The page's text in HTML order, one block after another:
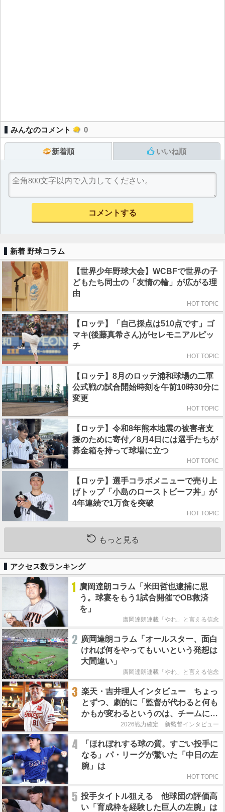
みんなのコメント 0
新着順 いいね順
新着 野球コラム
【世界少年野球大会】WCBFで世界の子
どもたち同士の「友情の輪」が広がる理
由
HOT TOPIC
【ロッテ】「自己採点は510点です」ゴ
マキ(後藤真希さん)がセレモニアルピッ
チ
HOT TOPIC
【ロッテ】8月のロッテ浦和球場の二軍
公式戦の試合開始時刻を午前10時30分に
変更
HOT TOPIC
【ロッテ】令和8年熊本地震の被害者支
援のために寄付／8月4日には選手たちが
募金箱を持って球場に立つ
HOT TOPIC
【ロッテ】選手コラボメニューで売り上
げトップ「小島のローストビーフ丼」が
4年連続で1万食を突破
HOT TOPIC
もっと見る
アクセス数ランキング
1 廣岡達朗コラム「米田哲也逮捕に思
う。球宴をもう1試合開催でOB救済
を」
廣岡達朗連載「やれ」と言える信念
2 廣岡達朗コラム「オールスター、面白
ければ何をやってもいいという発想は
大間違い」
廣岡達朗連載「やれ」と言える信念
3 楽天・吉井理人インタビュー ちょっ
とずつ、劇的に「監督が代わると何も
かもが変わるというのは、チームにと
って良くないことなんです」
2026戦力確定 新監督インタビュー
4
「ほれぼれする球の質。すごい投手に
なる」パ・リーグが驚いた「中日の左
腕」は
HOT TOPIC
5 投手タイトル狙える 他球団の評価高
い「育成枠を経験した巨人の左腕」は